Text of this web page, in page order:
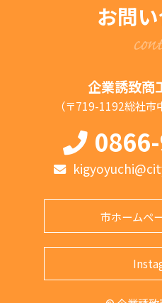
お問
企業誘致商
（〒719-1192総社市
市ホームペ